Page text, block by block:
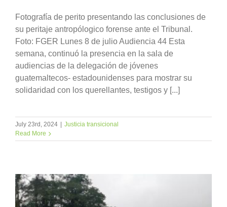
Fotografía de perito presentando las conclusiones de
su peritaje antropólogico forense ante el Tribunal.
Foto: FGER Lunes 8 de julio Audiencia 44 Esta
semana, continuó la presencia en la sala de
audiencias de la delegación de jóvenes
guatemaltecos- estadounidenses para mostrar su
solidaridad con los querellantes, testigos y [...]
July 23rd, 2024
Justicia transicional
Read More